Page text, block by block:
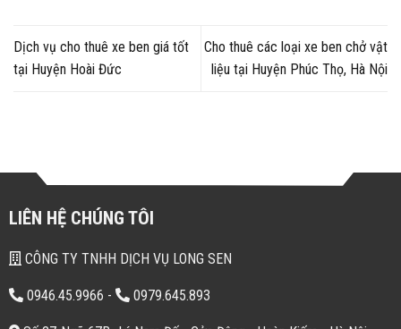
Dịch vụ cho thuê xe ben giá tốt
tại Huyện Hoài Đức
Cho thuê các loại xe ben chở vật
liệu tại Huyện Phúc Thọ, Hà Nội
LIÊN HỆ CHÚNG TÔI
CÔNG TY TNHH DỊCH VỤ LONG SEN
0946.45.9966 - 0979.645.893